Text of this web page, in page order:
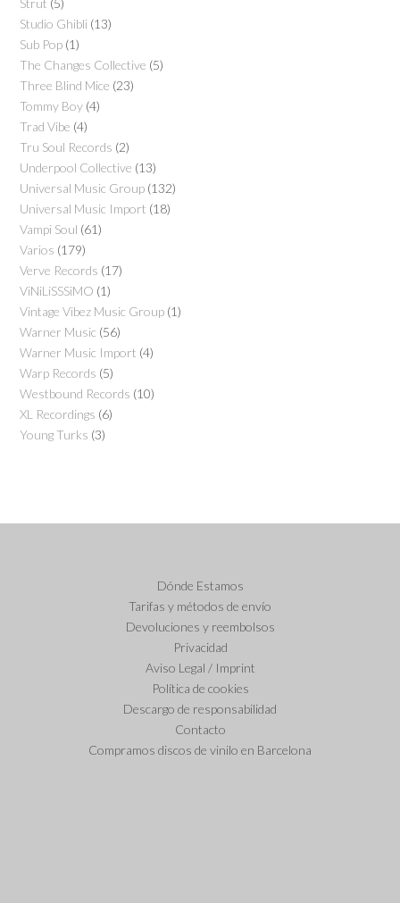
Strut (5)
Studio Ghibli (13)
Sub Pop (1)
The Changes Collective (5)
Three Blind Mice (23)
Tommy Boy (4)
Trad Vibe (4)
Tru Soul Records (2)
Underpool Collective (13)
Universal Music Group (132)
Universal Music Import (18)
Vampi Soul (61)
Varios (179)
Verve Records (17)
ViNiLiSSSiMO (1)
Vintage Vibez Music Group (1)
Warner Music (56)
Warner Music Import (4)
Warp Records (5)
Westbound Records (10)
XL Recordings (6)
Young Turks (3)
Dónde Estamos
Tarifas y métodos de envío
Devoluciones y reembolsos
Privacidad
Aviso Legal / Imprint
Política de cookies
Descargo de responsabilidad
Contacto
Compramos discos de vinilo en Barcelona